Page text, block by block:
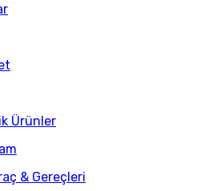
Ürünler
& Gereçleri